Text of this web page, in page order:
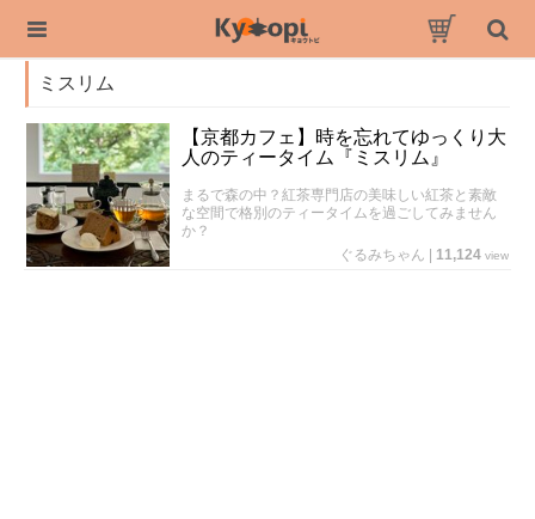
ミスリム
【京都カフェ】時を忘れてゆっくり大
人のティータイム『ミスリム』
まるで森の中？紅茶専門店の美味しい紅茶と素敵
な空間で格別のティータイムを過ごしてみません
か？
ぐるみちゃん
11,124 view